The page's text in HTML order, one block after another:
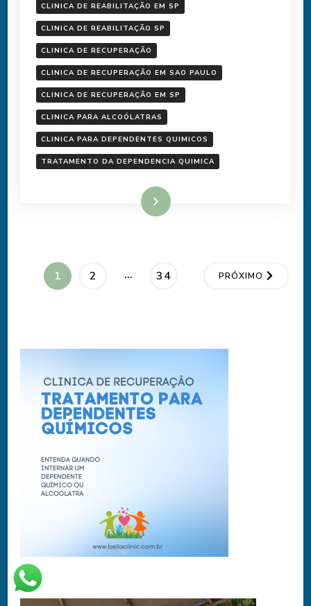
CLINICA DE REABILITAÇÃO EM SP
CLINICA DE REABILITAÇÃO SP
CLINICA DE RECUPERAÇÃO
CLINICA DE RECUPERAÇÃO EM SAO PAULO
CLINICA DE RECUPERAÇÃO EM SP
CLINICA PARA ALCOÓLATRAS
CLINICA PARA DEPENDENTES QUIMICOS
TRATAMENTO DA DEPENDENCIA QUIMICA
Ler mais
Paginação
posts
PÁGINA
1 PÁGINA
2 … PÁGINA
34 PRÓXIMO